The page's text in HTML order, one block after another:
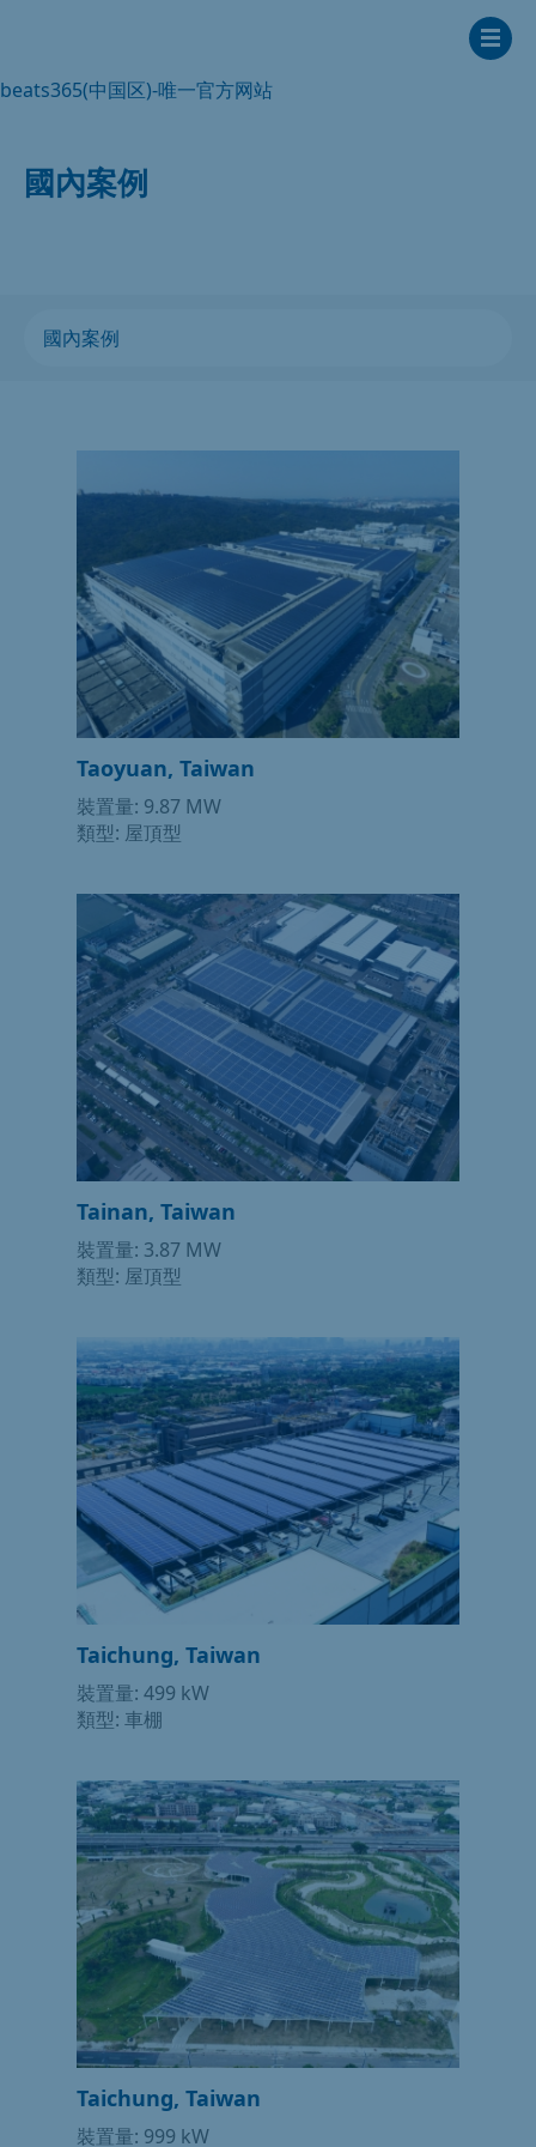
beats365(中国区)-唯一官方网站
國內案例
Taoyuan, Taiwan
裝置量: 9.87 MW
類型: 屋頂型
Tainan, Taiwan
裝置量: 3.87 MW
類型: 屋頂型
Taichung, Taiwan
裝置量: 499 kW
類型: 車棚
Taichung, Taiwan
裝置量: 999 kW